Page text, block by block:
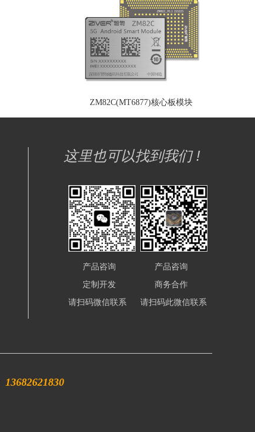
ZM82C(MT6877)核心板模块
这里也可以找到我们 !
产品咨询
定制开发
请扫码微信联系
产品咨询
商务合作
请扫码此微信联系
13682621830